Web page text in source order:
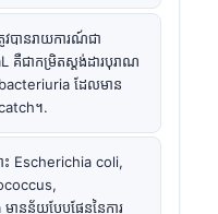
វបានរាយការណ៍ជា
ជាកម្រិតស្តង់ដារបុរាណ
ដែលមាន
។.
ះ Escherichia coli,
នន័យបែបផែននៃការ